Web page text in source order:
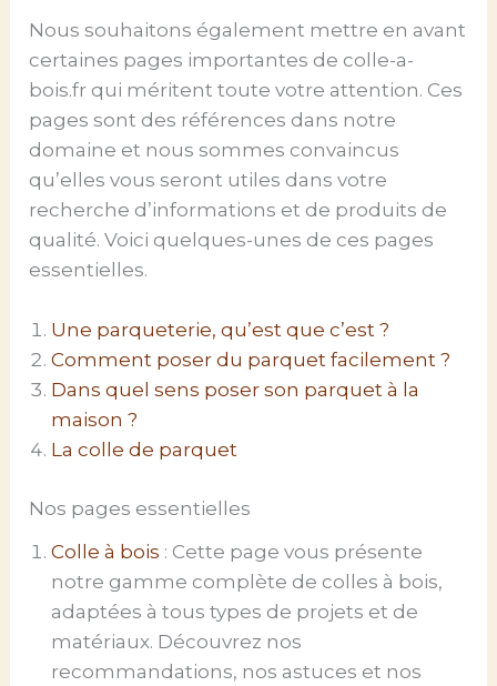
Nous souhaitons également mettre en avant
certaines pages importantes de colle-a-
bois.fr qui méritent toute votre attention. Ces
pages sont des références dans notre
domaine et nous sommes convaincus
qu’elles vous seront utiles dans votre
recherche d’informations et de produits de
qualité. Voici quelques-unes de ces pages
essentielles.
Une parqueterie, qu’est que c’est ?
Comment poser du parquet facilement ?
Dans quel sens poser son parquet à la
maison ?
La colle de parquet
Nos pages essentielles
Colle à bois : Cette page vous présente
notre gamme complète de colles à bois,
adaptées à tous types de projets et de
matériaux. Découvrez nos
recommandations, nos astuces et nos